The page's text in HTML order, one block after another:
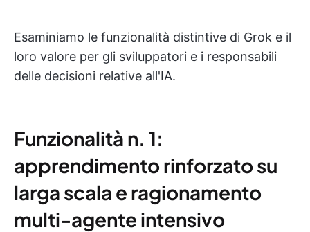
Esaminiamo le funzionalità distintive di Grok e il
loro valore per gli sviluppatori e i responsabili
delle decisioni relative all'IA.
Funzionalità n. 1:
apprendimento rinforzato su
larga scala e ragionamento
multi-agente intensivo